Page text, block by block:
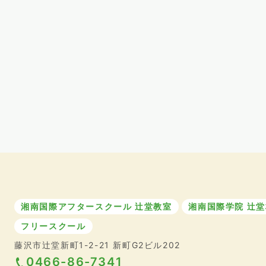
湘南国際アフタースクール 辻堂教室
湘南国際学院 辻
フリースクール
藤沢市辻堂新町1-2-21 新町G2ビル202
0466-86-7341